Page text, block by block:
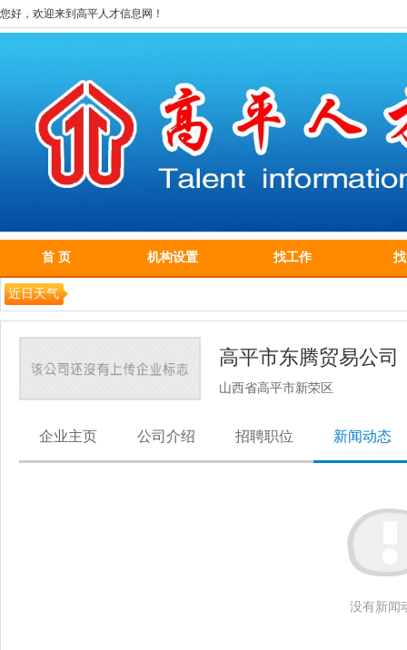
您好，欢迎来到高平人才信息网！
首 页 机构设置 找工作
近日天气
高平市东腾贸易公司
山西省高平市新荣区
企业主页 公司介绍 招聘职位 新闻动态
没有新闻